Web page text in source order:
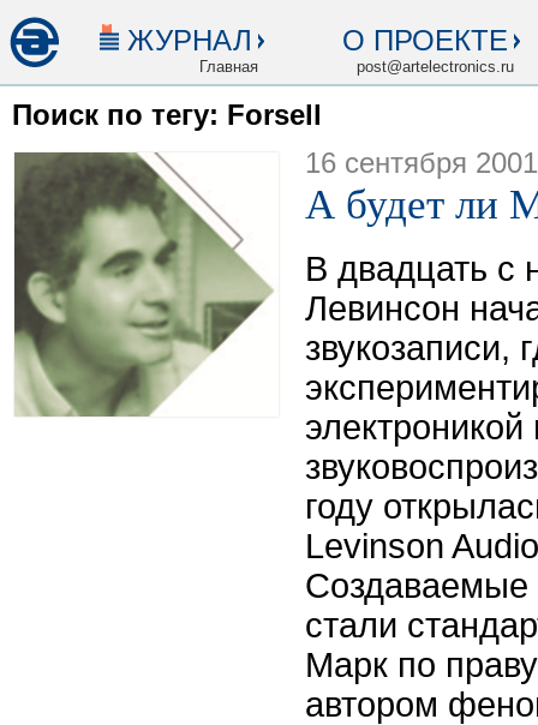
ЖУРНАЛ
Главная
О ПРОЕКТЕ
post@artelectronics.ru
Поиск по тегу: Forsell
16 сентября 2001
А будет ли
В двадцать с
Левинсон
звукозаписи,
электроникой
году
Levinson
Создаваемые
стали
Марк по
автором